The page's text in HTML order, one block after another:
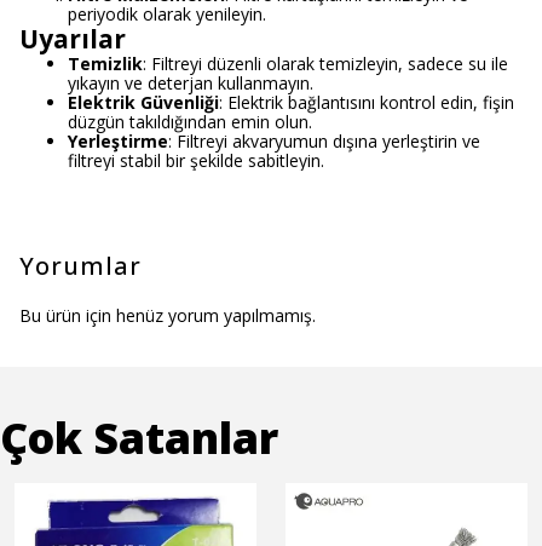
periyodik olarak yenileyin.
Uyarılar
Temizlik: Filtreyi düzenli olarak temizleyin, sadece su ile
yıkayın ve deterjan kullanmayın.
Elektrik Güvenliği: Elektrik bağlantısını kontrol edin, fişin
düzgün takıldığından emin olun.
Yerleştirme: Filtreyi akvaryumun dışına yerleştirin ve
filtreyi stabil bir şekilde sabitleyin.
Yorumlar
Bu ürün için henüz yorum yapılmamış.
Çok Satanlar